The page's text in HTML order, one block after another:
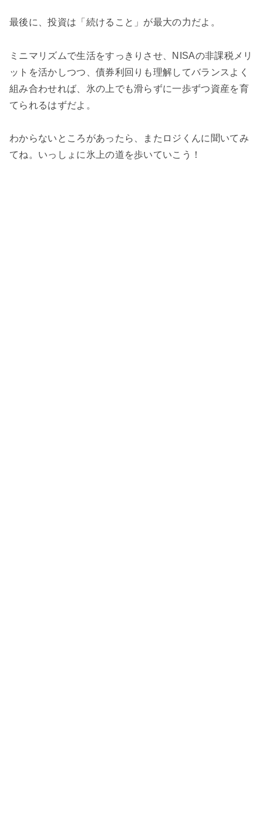
最後に、投資は「続けること」が最大の力だよ。
ミニマリズムで生活をすっきりさせ、NISAの非課税メリ
ットを活かしつつ、債券利回りも理解してバランスよく
組み合わせれば、氷の上でも滑らずに一歩ずつ資産を育
てられるはずだよ。
わからないところがあったら、またロジくんに聞いてみ
てね。いっしょに氷上の道を歩いていこう！